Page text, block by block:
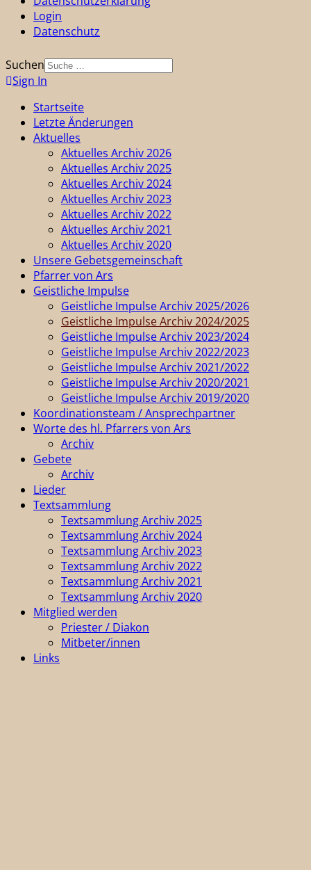
Login
Datenschutz
Suchen
Sign In
Startseite
Letzte Änderungen
Aktuelles
Aktuelles Archiv 2026
Aktuelles Archiv 2025
Aktuelles Archiv 2024
Aktuelles Archiv 2023
Aktuelles Archiv 2022
Aktuelles Archiv 2021
Aktuelles Archiv 2020
Unsere Gebetsgemeinschaft
Pfarrer von Ars
Geistliche Impulse
Geistliche Impulse Archiv 2025/2026
Geistliche Impulse Archiv 2024/2025
Geistliche Impulse Archiv 2023/2024
Geistliche Impulse Archiv 2022/2023
Geistliche Impulse Archiv 2021/2022
Geistliche Impulse Archiv 2020/2021
Geistliche Impulse Archiv 2019/2020
Koordinationsteam / Ansprechpartner
Worte des hl. Pfarrers von Ars
Archiv
Gebete
Archiv
Lieder
Textsammlung
Textsammlung Archiv 2025
Textsammlung Archiv 2024
Textsammlung Archiv 2023
Textsammlung Archiv 2022
Textsammlung Archiv 2021
Textsammlung Archiv 2020
Mitglied werden
Priester / Diakon
Mitbeter/innen
Links